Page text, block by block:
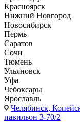
Красноярск
Нижний Новгород
Новосибирск
Пермь
Саратов
Сочи
Тюмень
Ульяновск
Уфа
Чебоксары
Ярославль
Челябинск,
павильон 3-70/2